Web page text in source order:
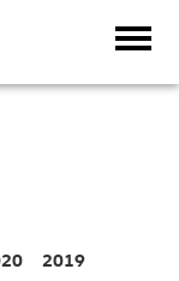
2019